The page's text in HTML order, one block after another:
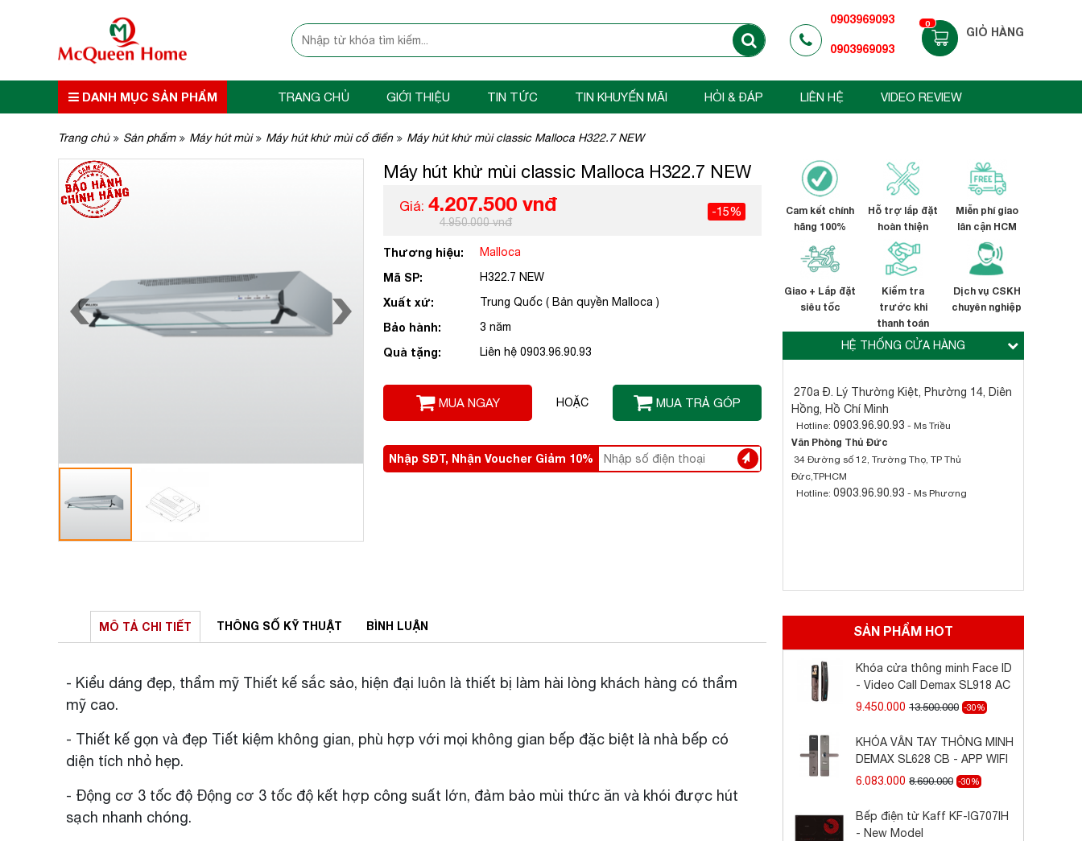
0903969093
0903969093
0
GIỎ HÀNG
DANH MỤC SẢN PHẨM TRANG CHỦ GIỚI THIỆU TIN TỨC TIN KHUYẾN MÃI HỎI & ĐÁP LIÊN HỆ VIDEO REVIEW
Trang chủ Sản phẩm Máy hút mùi Máy hút khử mùi cổ điển Máy hút khử mùi classic Malloca H322.7 NEW
Máy hút khử mùi classic Malloca H322.7 NEW
Giá: 4.207.500 vnđ
4.950.000 vnđ
-15%
Thương hiệu: Malloca
Mã SP: H322.7 NEW
Xuất xứ: Trung Quốc ( Bản quyền Malloca )
Bảo hành: 3 năm
Quà tặng: Liên hệ 0903.96.90.93
MUA NGAY HOẶC MUA TRẢ GÓP
Nhập SĐT, Nhận Voucher Giảm 10%
Cam kết chính
hãng 100%
Hỗ trợ lắp đặt
hoàn thiện
Miễn phí giao
lân cận HCM
Giao + Lắp đặt
siêu tốc
Kiểm tra
trước khi
thanh toán
Dịch vụ CSKH
chuyên nghiệp
HỆ THỐNG CỬA HÀNG
270a Đ. Lý Thường Kiệt, Phường 14, Diên
Hồng, Hồ Chí Minh
Hotline: 0903.96.90.93 - Ms Triều
Văn Phòng Thủ Đức
34 Đường số 12, Trường Thọ, TP Thủ
Đức,TPHCM
Hotline: 0903.96.90.93 - Ms Phương
MÔ TẢ CHI TIẾT THÔNG SỐ KỸ THUẬT BÌNH LUẬN
- Kiểu dáng đẹp, thẩm mỹ Thiết kế sắc sảo, hiện đại luôn là thiết bị làm hài lòng khách hàng có thẩm
mỹ cao.
- Thiết kế gọn và đẹp Tiết kiệm không gian, phù hợp với mọi không gian bếp đặc biệt là nhà bếp có
diện tích nhỏ hẹp.
- Động cơ 3 tốc độ Động cơ 3 tốc độ kết hợp công suất lớn, đảm bảo mùi thức ăn và khói được hút
sạch nhanh chóng.
SẢN PHẨM HOT
Khóa cửa thông minh Face ID
- Video Call Demax SL918 AC
9.450.000 13.500.000 -30%
KHÓA VÂN TAY THÔNG MINH
DEMAX SL628 CB - APP WIFI
6.083.000 8.690.000 -30%
Bếp điện từ Kaff KF-IG707IH
- New Model